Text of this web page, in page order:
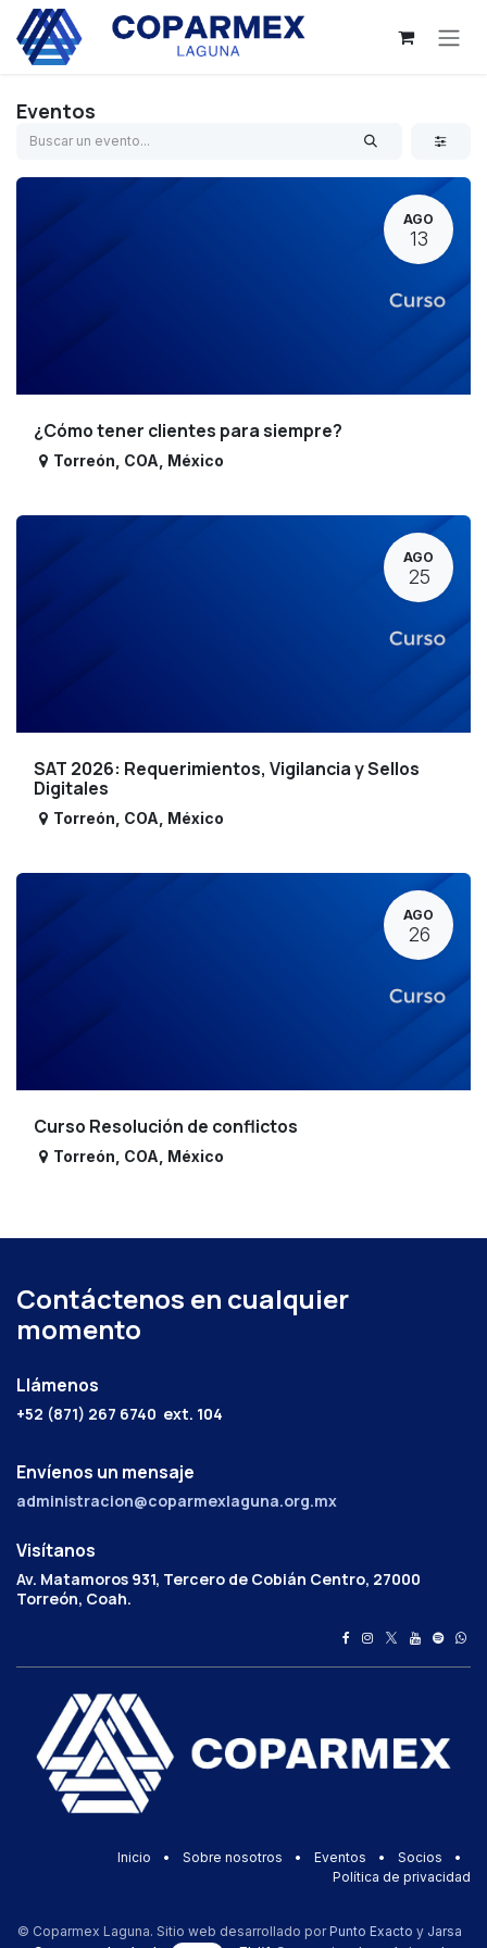
Ir al contenido
Eventos
AGO
13
¿Cómo tener clientes para siempre?
Torreón COA México
AGO
25
SAT 2026: Requerimientos, Vigilancia y Sellos
Digitales
Torreón COA México
AGO
26
Curso Resolución de conflictos
Torreón COA México
Contáctenos en cualquier
momento
Llámenos
+52 (871) 267 6740 ext. 104
Envíenos un mensaje
administracion@coparmexlaguna.org.mx
Visítanos
Av. Matamoros 931, Tercero de Cobián Centro, 27000
Torreón, Coah.
Inicio • Sobre nosotros • Eventos • Socios
•
Política de privacidad
© Coparmex Laguna. Sitio web desarrollado por Punto Exacto y Jarsa